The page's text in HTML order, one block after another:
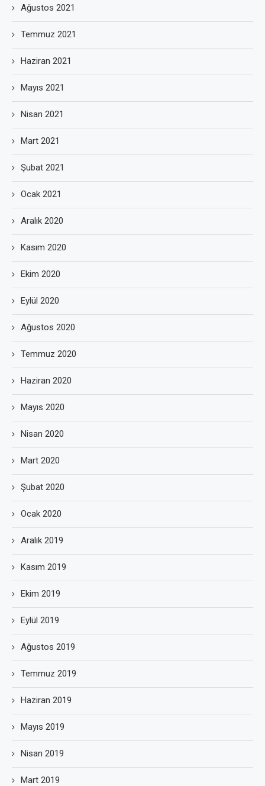
Ağustos 2021
Temmuz 2021
Haziran 2021
Mayıs 2021
Nisan 2021
Mart 2021
Şubat 2021
Ocak 2021
Aralık 2020
Kasım 2020
Ekim 2020
Eylül 2020
Ağustos 2020
Temmuz 2020
Haziran 2020
Mayıs 2020
Nisan 2020
Mart 2020
Şubat 2020
Ocak 2020
Aralık 2019
Kasım 2019
Ekim 2019
Eylül 2019
Ağustos 2019
Temmuz 2019
Haziran 2019
Mayıs 2019
Nisan 2019
Mart 2019